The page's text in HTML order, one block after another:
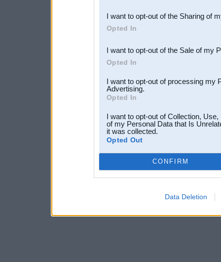
Downstream Participants
third parties.
I want to opt-out of the Sharing of
Opted In
I want to opt-out of the Sale of my
Opted In
I want to opt-out of processing my
Advertising.
Opted In
I want to opt-out of Collection,
of my Personal Data that Is
it was collected.
Opted Out
CONFIRM
Data Deletion